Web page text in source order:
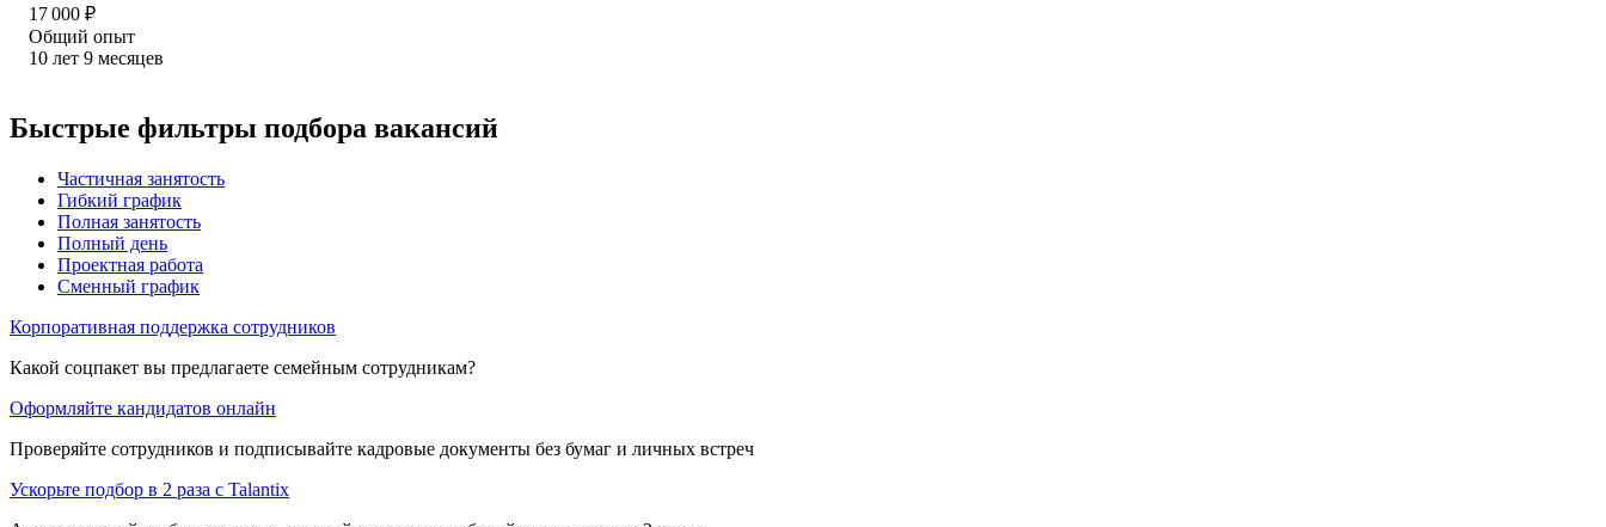
17 000 ₽
Общий опыт
10 лет 9 месяцев
Быстрые фильтры подбора вакансий
Частичная занятость
Гибкий график
Полная занятость
Полный день
Проектная работа
Сменный график
Корпоративная поддержка сотрудников
Какой соцпакет вы предлагаете семейным сотрудникам?
Оформляйте кандидатов онлайн
Проверяйте сотрудников и подписывайте кадровые документы без бумаг и личных встреч
Ускорьте подбор в 2 раза с Talantix